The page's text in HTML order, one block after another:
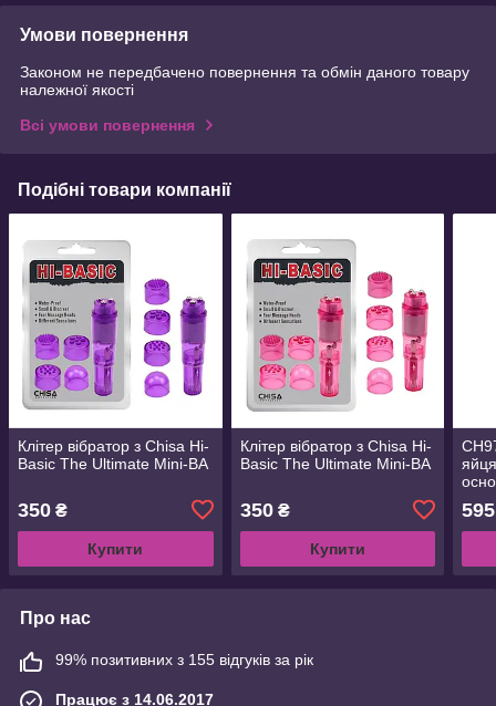
Умови повернення
Законом не передбачено повернення та обмін даного товару
належної якості
Всі умови повернення
Подібні товари компанії
Клітер вібратор з Chisa Hi-
Basic The Ultimate Mini-BA
350 ₴
Купити
Клітер вібратор з Chisa Hi-
Basic The Ultimate Mini-BA
350₴
Купити
595
Про нас
99% позитивних з 155 відгуків за рік
Працює з 14.06.2017